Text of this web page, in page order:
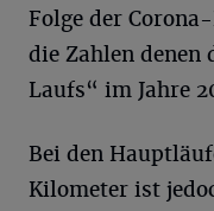
Folge der
die Zahlen denen
Laufs“ im Jahre
Bei den
Kilometer ist